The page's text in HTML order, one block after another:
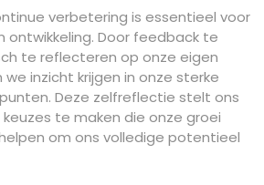
verbetering is essentieel voor
ontwikkeling. Door feedback te
te reflecteren op onze eigen
we inzicht krijgen in onze sterke
Deze zelfreflectie stelt ons
te maken die onze groei
om ons volledige potentieel